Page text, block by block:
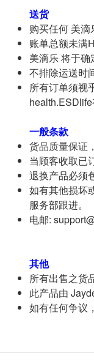
送货
购买任何 美滴
账单总额未满
美滴乐 将于确
不排除运送时
所有订单须视
一般条款
货品质量保证
当顾客收取已
退换产品必须
如有其他损坏
服务部跟进。
电邮:
其他
所有出售之货
此产品由
如有任何争议